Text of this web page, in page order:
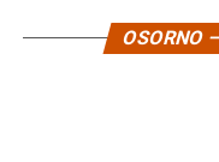
OSORNO